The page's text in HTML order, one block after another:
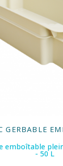
GERBABLE
emboîtable
- 50 L